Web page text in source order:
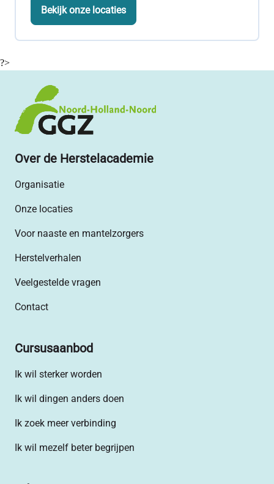
Bekijk onze locaties
?>
Over de Herstelacademie
Organisatie
Onze locaties
Voor naaste en mantelzorgers
Herstelverhalen
Veelgestelde vragen
Contact
Cursusaanbod
Ik wil sterker worden
Ik wil dingen anders doen
Ik zoek meer verbinding
Ik wil mezelf beter begrijpen